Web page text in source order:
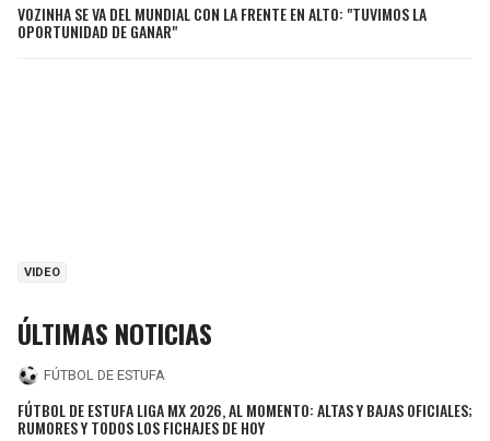
VOZINHA SE VA DEL MUNDIAL CON LA FRENTE EN ALTO: "TUVIMOS LA
OPORTUNIDAD DE GANAR"
VIDEO
ÚLTIMAS NOTICIAS
FÚTBOL DE ESTUFA
FÚTBOL DE ESTUFA LIGA MX 2026, AL MOMENTO: ALTAS Y BAJAS OFICIALES;
RUMORES Y TODOS LOS FICHAJES DE HOY